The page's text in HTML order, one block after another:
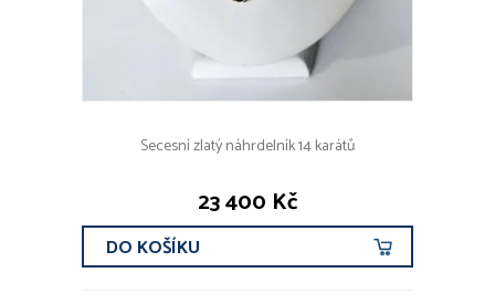
Secesní zlatý náhrdelník 14 karátů
23 400 Kč
DO KOŠÍKU